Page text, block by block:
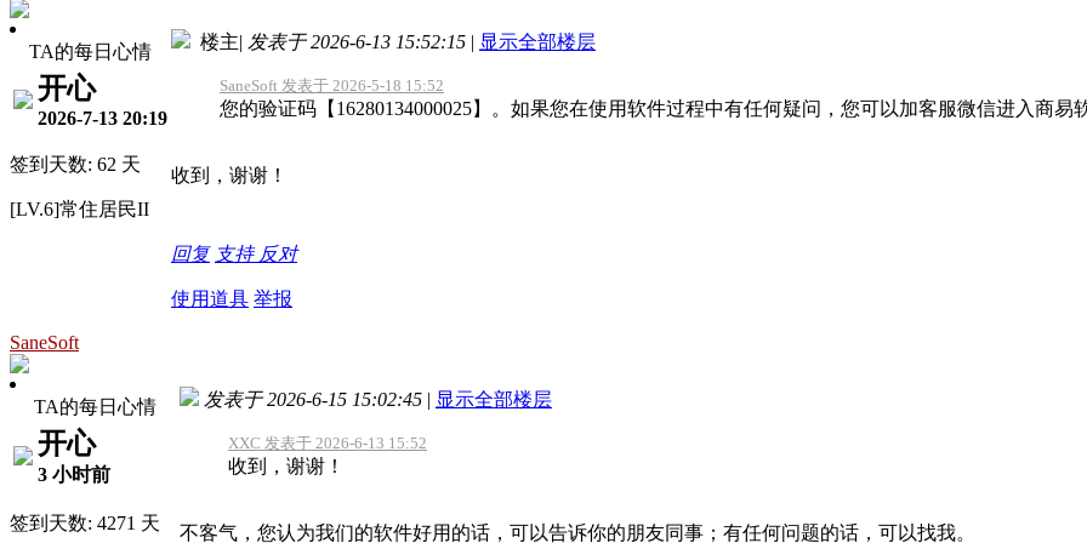
TA的每日心情
开心
2026-7-13 20:19
签到天数: 62 天
[LV.6]常住居民II
楼主| 发表于 2026-6-13 15:52:15 | 显示全部楼层
SaneSoft 发表于 2026-5-18 15:52
您的验证码【16280134000025】。如果您在使用软件过程中有任何疑问，您可以加客服微信进入商易
收到，谢谢！
回复 支持 反对
使用道具 举报
SaneSoft
TA的每日心情
开心
3 小时前
签到天数: 4271 天
发表于 2026-6-15 15:02:45 | 显示全部楼层
XXC 发表于 2026-6-13 15:52
收到，谢谢！
不客气，您认为我们的软件好用的话，可以告诉你的朋友同事；有任何问题的话，可以找我。